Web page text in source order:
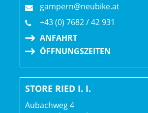
Rahmen: SLR OCLV Mountain Carbon,
80 mm Federweg
Rahmengröße: XL
Rahmenmaterial: Carbon
Gangschaltung: SRAM XX SL Eagle AXS,
gampern@neubike.at
+43 (0) 7682 / 42 931
ANFAHRT
ÖFFNUNGSZEITEN
STORE RIED I. I.
Aubachweg 4